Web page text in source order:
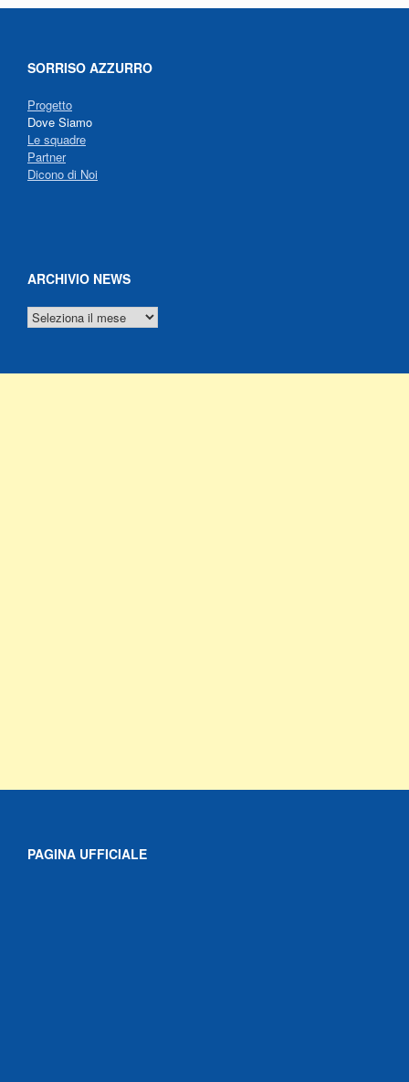
SORRISO AZZURRO
Progetto
Dove Siamo
Le squadre
Partner
Dicono di Noi
ARCHIVIO NEWS
ARCHIVIO
NEWS
PAGINA UFFICIALE